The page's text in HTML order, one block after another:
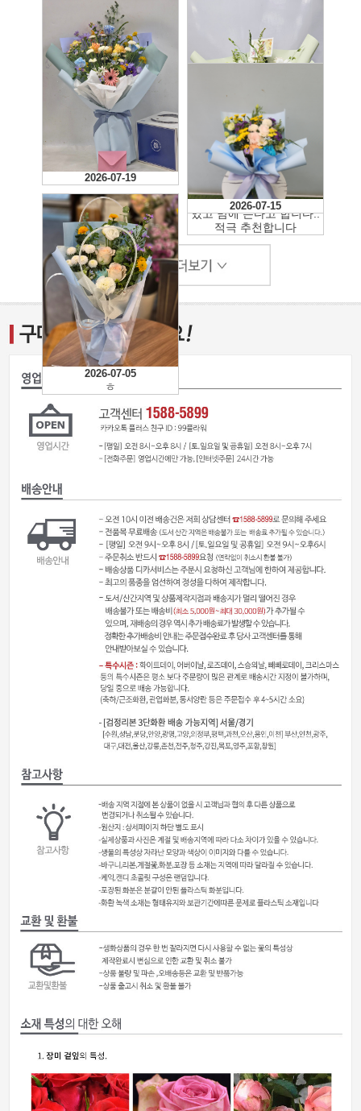
2026-07-19
2026-07-15
색상도 예쁘고, 케익도 맛
있고 맘에 든다고 합니다..
적극 추천합니다
2026-07-15
2026-07-05
ㅎ